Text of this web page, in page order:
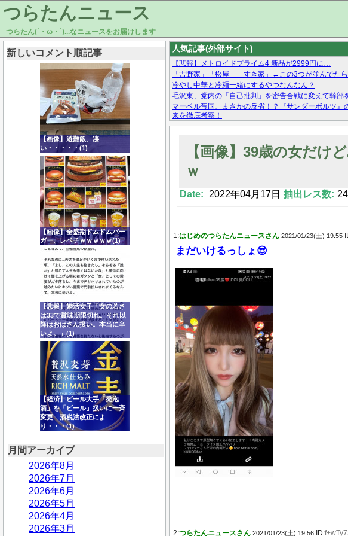
つらたんニュース
つらたん(´・ω・`)...なニュースをお届けします
新しいコメント順記事
【画像】避難飯、凄
い・・・・・(1)
【画像】全盛期ドムドムバー
ガー、レベチｗｗｗｗｗ(1)
【悲報】婚活女子「女の若さ
は33で賞味期限切れ。それ以
降はおばさん扱い。本当に辛
いよ。」(1)
【経済】ビール大手「発泡
酒」を「ビール」扱いに一斉
変更 酒税法改正によ
り・・・(1)
月間アーカイブ
2026年8月
2026年7月
2026年6月
2026年5月
2026年4月
2026年3月
人気記事(外部サイト)
【悲報】メトロイドプライム4 新品が2999円に…
「吉野家」「松屋」「すき家」←この3つが並んでた
冷やし中華と冷麺一緒にするやつなんなん？
毛沢東、党内の「自己批判」を密告合戦に変えて幹部
マーベル帝国、まさかの反省！？『サンダーボルツ
来を徹底考察！
【モー娘。石田亜佑美】ファーストテイク出演も新規
Powered by livedoor 相互RSS
【画像】39歳の女だけ
ｗ
Date: 2022年04月17日 抽出レス数: 24
1:はじめのつらたんニュースさん 2021/01/23(土) 19:55
まだいけるっしょ😎
2:つらたんニュースさん 2021/01/23(土) 19:56 ID: